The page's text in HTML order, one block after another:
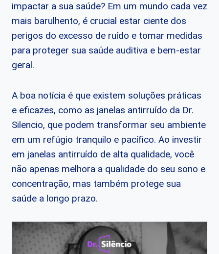
impactar a sua saúde? Em um mundo cada vez
mais barulhento, é crucial estar ciente dos
perigos do excesso de ruído e tomar medidas
para proteger sua saúde auditiva e bem-estar
geral.
A boa notícia é que existem soluções práticas
e eficazes, como as janelas antirruído da Dr.
Silencio, que podem transformar seu ambiente
em um refúgio tranquilo e pacífico. Ao investir
em janelas antirruído de alta qualidade, você
não apenas melhora a qualidade do seu sono e
concentração, mas também protege sua
saúde a longo prazo.